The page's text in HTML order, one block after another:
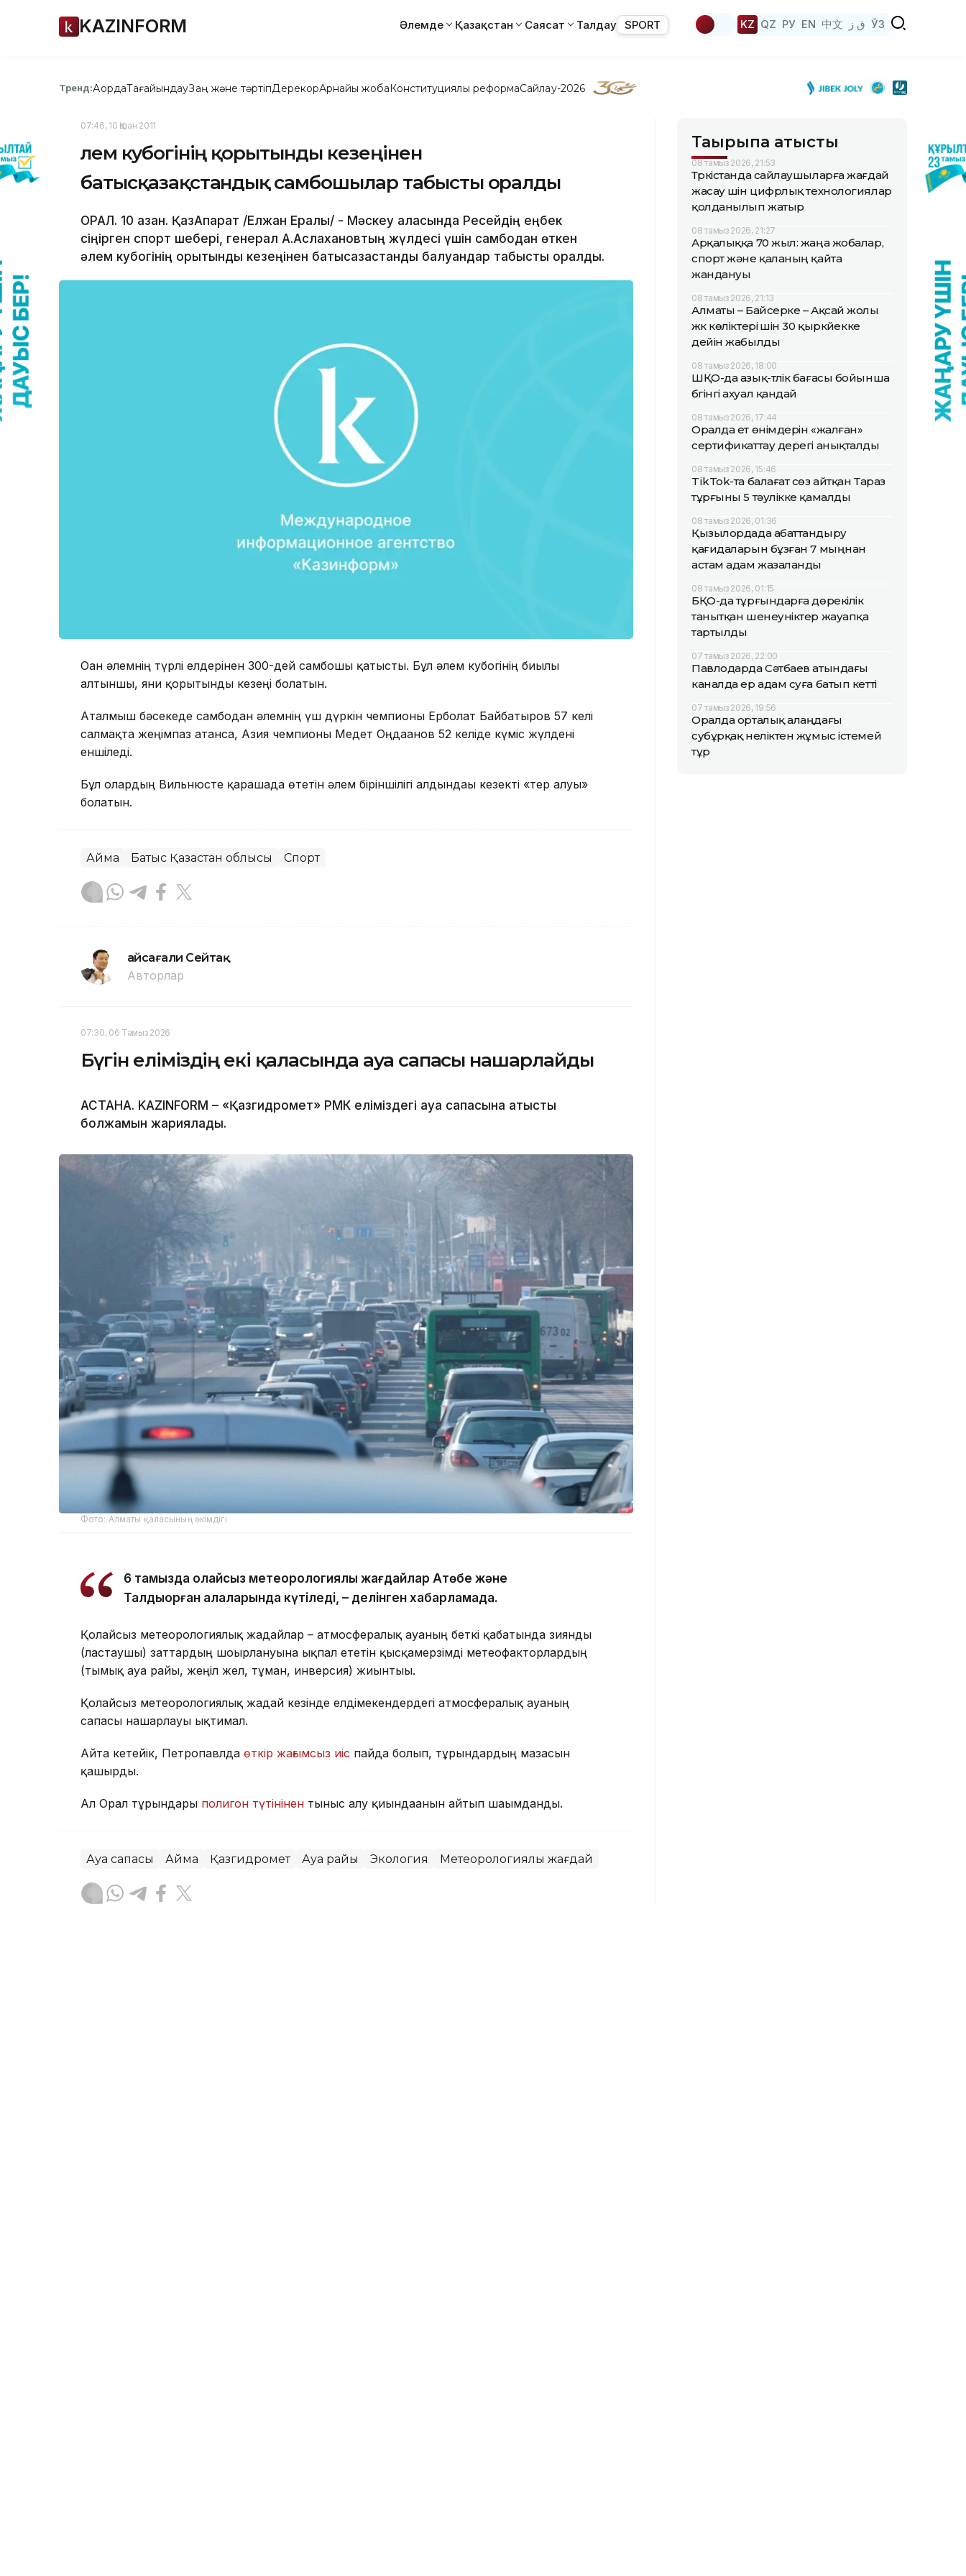
KAZINFORM Әлемде Қазақстан Саясат Талдау SPORT KZ QZ РУ EN 中文 ق ز ЎЗ
Тренд:АқордаТағайындауЗаң және тәртіпДерекқорАрнайы жобаКонституциялық реформаСайлау-2026
07:46, 10 Қазан 2011
Әлем кубогінің қорытынды кезеңінен
батысқазақстандық самбошылар табысты оралды
ОРАЛ. 10 қазан. ҚазАқпарат /Елжан Ералы/ - Мәскеу қаласында Ресейдің еңбек
сіңірген спорт шебері, генерал А.Аслахановтың жүлдесі үшін самбодан өткен
әлем кубогінің қорытынды кезеңінен батысқазақстандық балуандар табысты оралды.
Оған әлемнің түрлі елдерінен 300-дей самбошы қатысты. Бұл әлем кубогінің биылғы
алтыншы, яғни қорытынды кезеңі болатын.
Аталмыш бәсекеде самбодан әлемнің үш дүркін чемпионы Ерболат Байбатыров 57 келі
салмақта жеңімпаз атанса, Азия чемпионы Медет Оңдағанов 52 келіде күміс жүлдені
еншіледі.
Бұл олардың Вильнюсте қарашада өтетін әлем біріншілігі алдындағы кезекті «тер алуы»
болатын.
Аймақ Батыс Қазақстан облысы Спорт
Ғайсағали Сейтақ
Авторлар
07:30, 06 Тамыз 2026
Бүгін еліміздің екі қаласында ауа сапасы нашарлайды
АСТАНА. KAZINFORM – «Қазгидромет» РМК еліміздегі ауа сапасына қатысты
болжамын жариялады.
Фото: Алматы қаласының әкімдігі
6 тамызда қолайсыз метеорологиялық жағдайлар Ақтөбе және
Талдықорған қалаларында күтіледі, – делінген хабарламада.
Қолайсыз метеорологиялық жағдайлар – атмосфералық ауаның беткі қабатында зиянды
(ластаушы) заттардың шоғырлануына ықпал ететін қысқамерзімді метеофакторлардың
(тымық ауа райы, жеңіл жел, тұман, инверсия) жиынтығы.
Қолайсыз метеорологиялық жағдай кезінде елдімекендердегі атмосфералық ауаның
сапасы нашарлауы ықтимал.
Айта кетейік, Петропавлда өткір жағымсыз иіс пайда болып, тұрғындардың мазасын
қашырды.
Ал Орал тұрғындары полигон түтінінен тыныс алу қиындағанын айтып шағымданды.
Ауа сапасы Аймақ Қазгидромет Ауа райы Экология Метеорологиялық жағдай
Тақырыпқа қатысты
08 тамыз 2026, 21:53
Түркістанда сайлаушыларға жағдай
жасау үшін цифрлық технологиялар
қолданылып жатыр
08 тамыз 2026, 21:27
Арқалыққа 70 жыл: жаңа жобалар,
спорт және қаланың қайта
жандануы
08 тамыз 2026, 21:13
Алматы – Байсерке – Ақсай жолы
жүк көліктері үшін 30 қыркүйекке
дейін жабылды
08 тамыз 2026, 18:00
ШҚО-да азық-түлік бағасы бойынша
бүгінгі ахуал қандай
08 тамыз 2026, 17:44
Оралда ет өнімдерін «жалған»
сертификаттау дерегі анықталды
08 тамыз 2026, 15:46
TikTok-та балағат сөз айтқан Тараз
тұрғыны 5 тәулікке қамалды
08 тамыз 2026, 01:36
Қызылордада абаттандыру
қағидаларын бұзған 7 мыңнан
астам адам жазаланды
08 тамыз 2026, 01:15
БҚО-да тұрғындарға дөрекілік
танытқан шенеуніктер жауапқа
тартылды
07 тамыз 2026, 22:00
Павлодарда Сәтбаев атындағы
каналда ер адам суға батып кетті
07 тамыз 2026, 19:56
Оралда орталық алаңдағы
субұрқақ неліктен жұмыс істемей
тұр